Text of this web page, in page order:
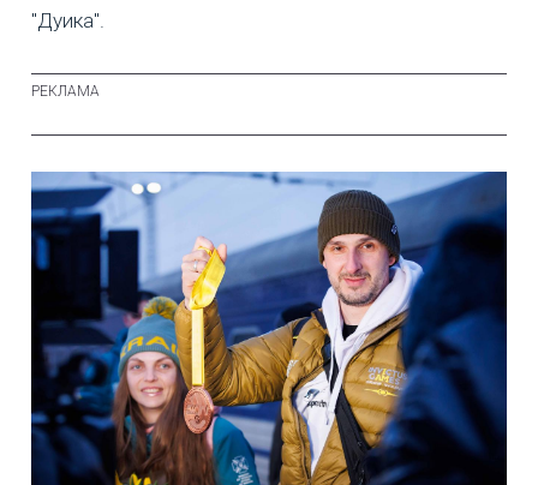
"Дуика".